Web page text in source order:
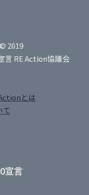
2019
言 RE Action協議会
とは
て
宣言